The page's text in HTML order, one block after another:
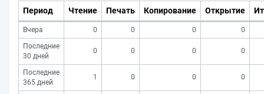
Период
Чтение Печать Копирование Открытие
Вчера 0 0 0
0
Последние
30 дней
0 0 0 0
Последние
365 дней
1 0 0 0